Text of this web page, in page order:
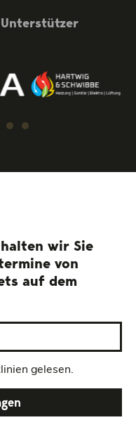
wir Sie
von
auf dem
gelesen.